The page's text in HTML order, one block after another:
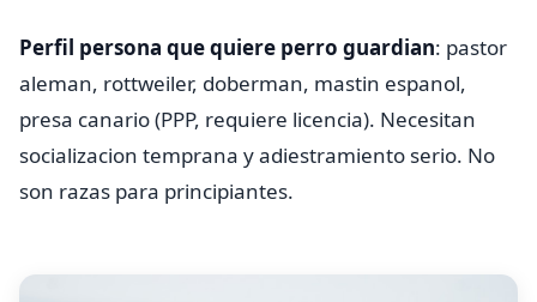
Perfil persona que quiere perro guardian: pastor
aleman, rottweiler, doberman, mastin espanol,
presa canario (PPP, requiere licencia). Necesitan
socializacion temprana y adiestramiento serio. No
son razas para principiantes.